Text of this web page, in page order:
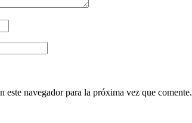
navegador para la próxima vez que comente.